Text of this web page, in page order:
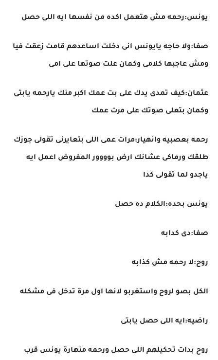
يونس:رحمه مش هتعمل اكده من نفسها ايه اللى حصل
صفا:ولا حاجه يايونس انى دخلت اساعدهم قامت زعقت فيا
ومش عاجبها كلامى وكمان علت صوتها على امى
عثمان:كيف تمدى يدك على بت عمك اكبر منك يارحمه يابتى
وكمان بتعلى صوتك على مرت عمك
رحمه بعصبيه وانهيار:مرات عمى اللى بتعايرنى تقولى جوزك
طلقك ورماكى عشانك ارض بوووور المفروض اعمل ايه
ياجدو لما تقولى كدا
يونس بحده:الكلام ده حصل
صفا:دى كدابه
روح:لا رحمه مش كذابه
الكل بصو لروح واستغربو لانها اول مرة تدخل فى مشكله
راضيه:ايه اللى حصل يابتى
روح بدات تحكيلهم اللى حصل ورحمه منهارة يونس قرب